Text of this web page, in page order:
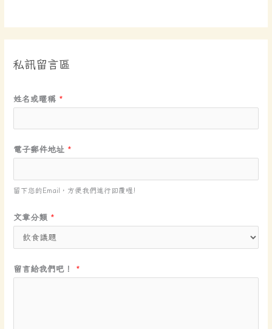
私訊留言區
姓名或暱稱 *
電子郵件地址 *
留下您的Email，方便我們進行回覆喔!
文章分類 *
留
言
留言給我們吧！ *